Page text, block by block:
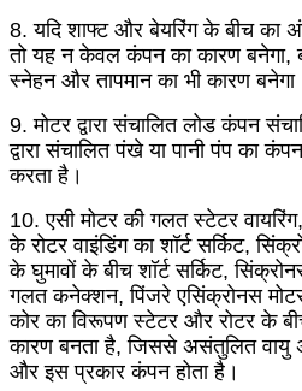
8. यदि शाफ्ट और बेयरिंग के बीच का
तो यह न केवल कंपन का कारण बनेगा,
स्नेहन और तापमान का भी कारण
9. मोटर द्वारा संचालित लोड कंपन
द्वारा संचालित पंखे या पानी पंप का
करता है।
10. एसी मोटर की गलत स्टेटर
के रोटर वाइंडिंग का शॉर्ट सर्किट,
के घुमावों के बीच शॉर्ट सर्किट,
गलत कनेक्शन, पिंजरे एसिंक्रोनस
कोर का विरूपण स्टेटर और रोटर के
कारण बनता है, जिससे असंतुलित वायु
और इस प्रकार कंपन होता है।